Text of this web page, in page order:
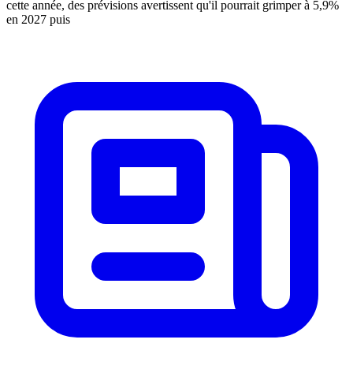
cette année, des prévisions avertissent qu'il pourrait grimper à 5,9%
en 2027 puis